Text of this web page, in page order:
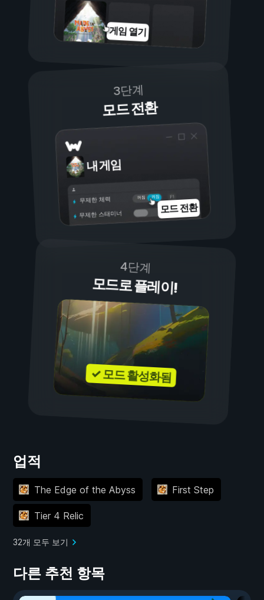
게임 열기
3단계
모드 전환
내 게임
켜짐
꺼짐
무제한 체력
무제한 스태미너 모드 전환
4단계
모드로 플레이!
✓ 모드 활성화됨
업적
The Edge of the Abyss First Step
Tier 4 Relic
32개 모두 보기
다른 추천 항목